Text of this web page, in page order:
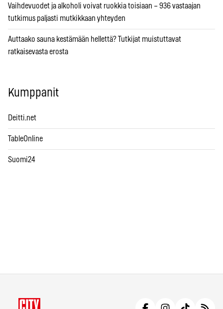
Vaihdevuodet ja alkoholi voivat ruokkia toisiaan – 936 vastaajan
tutkimus paljasti mutkikkaan yhteyden
Auttaako sauna kestämään hellettä? Tutkijat muistuttavat
ratkaisevasta erosta
Kumppanit
Deitti.net
TableOnline
Suomi24